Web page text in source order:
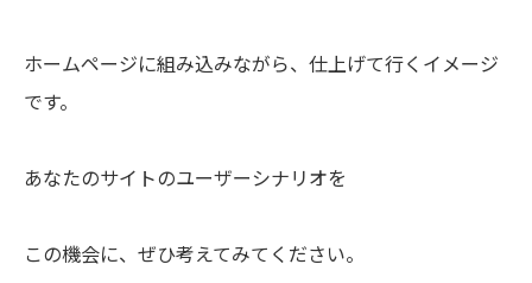
ホームページに組み込みながら、仕上げて行くイメージ
です。
あなたのサイトのユーザーシナリオを
この機会に、ぜひ考えてみてください。